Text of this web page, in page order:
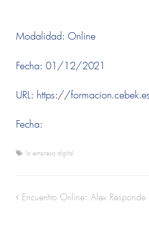
Modalidad: Online
Fecha: 01/12/2021
URL: https://
Fecha:
la empresa digital
Encuentro Online: Alex Responde